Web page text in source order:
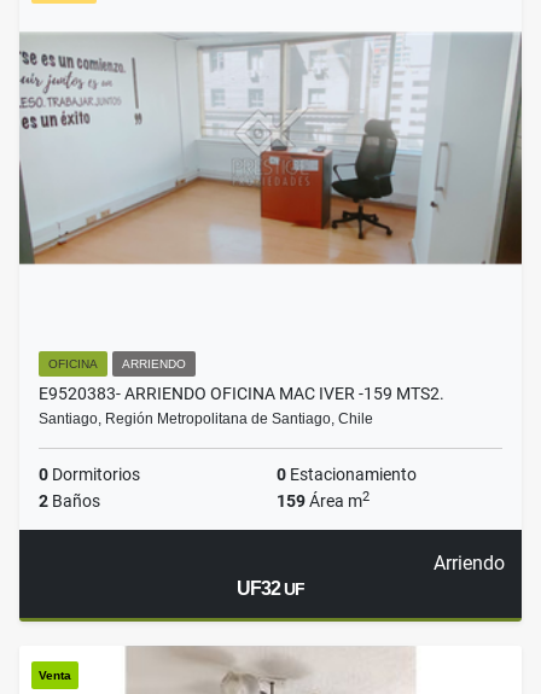
OFICINA ARRIENDO
E9520383- ARRIENDO OFICINA MAC IVER -159 MTS2.
Santiago, Región Metropolitana de Santiago, Chile
0 Dormitorios 0 Estacionamiento
2 Baños 159Área m2
Arriendo
UF32UF
Venta